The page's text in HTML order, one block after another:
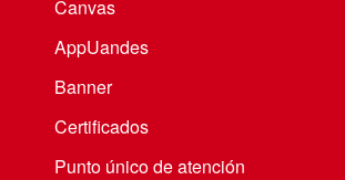
Canvas
AppUandes
Banner
Certificados
Punto único de atención